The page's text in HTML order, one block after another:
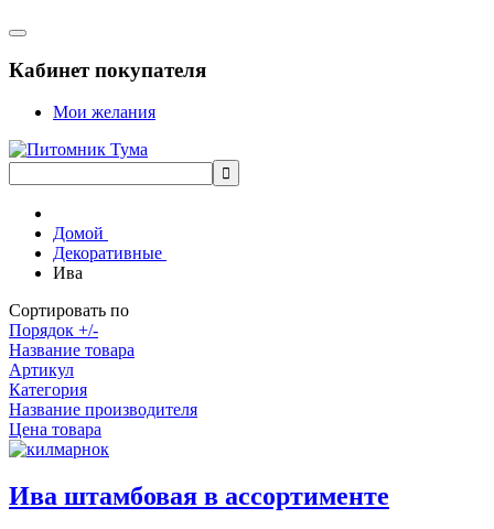
Кабинет покупателя
Мои желания
Домой
Декоративные
Ива
Сортировать по
Порядок +/-
Название товара
Артикул
Категория
Название производителя
Цена товара
Ива штамбовая в ассортименте